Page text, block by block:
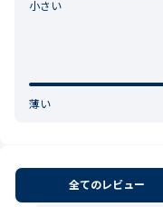
小さい
薄い
全てのレビュー